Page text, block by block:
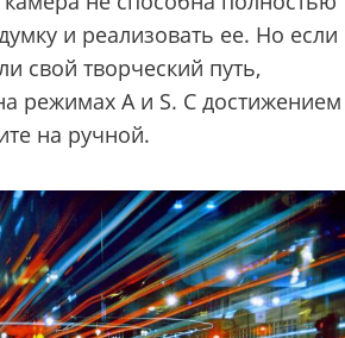
и реализовать ее. Но если
свой творческий путь,
режимах A и S. С достижением
на ручной.